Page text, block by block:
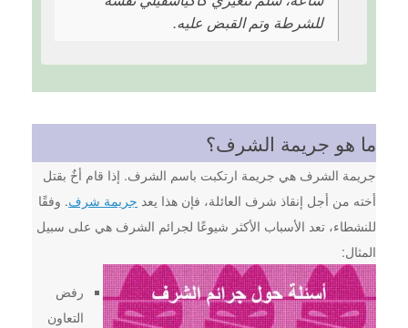
للشرطة وتم القبض عليه.
ما هو جريمة الشرف؟
جريمة الشرف هي جريمة ارتكبت باسم الشرف. إذا قام أخٌ بقتل
أخته من أجل إنقاذ شرف العائلة، فإن هذا يعد جريمة شرف. وفقًا
للنشطاء، تعد الأسباب الأكثر شيوعًا لجرائم الشرف هي على سبيل
المثال:
رفض
التعاون